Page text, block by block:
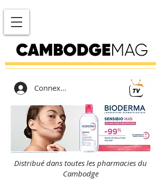
Connexion
Distribué dans toutes les pharmacies du
Cambodge